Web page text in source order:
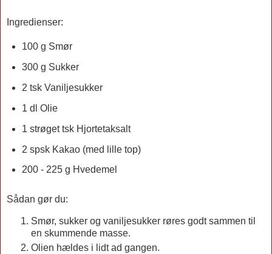
Ingredienser:
100 g Smør
300 g Sukker
2 tsk Vaniljesukker
1 dl Olie
1 strøget tsk Hjortetaksalt
2 spsk Kakao (med lille top)
200 - 225 g Hvedemel
Sådan gør du:
Smør, sukker og vaniljesukker røres godt sammen til
en skummende masse.
Olien hældes i lidt ad gangen.